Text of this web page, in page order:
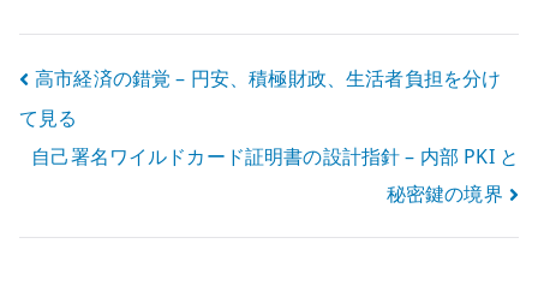
投
稿
ナ
ビ
高市経済の錯覚 – 円安、積極財政、生活者負担を分け
て見る
自己署名ワイルドカード証明書の設計指針 – 内部 PKI と
秘密鍵の境界